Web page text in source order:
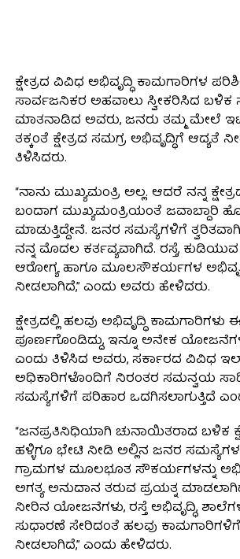
ಕ್ಷೇತ್ರದ ವಿವಿಧ ಅಭಿವೃದ್ಧಿ ಕಾಮಗಾರಿಗಳ
ಸಾರ್ವಜನಿಕರ ಅಹವಾಲು ಸ್ವೀಕರಿಸಿದ ಬಳಿಕ
ಮಾತನಾಡಿದ ಅವರು, ಜನರು ತಮ್ಮ ಮೇಲೆ
ತಕ್ಕಂತೆ ಕ್ಷೇತ್ರದ ಸಮಗ್ರ ಅಭಿವೃದ್ಧಿಗೆ ಆದ್ಯತೆ
ತಿಳಿಸಿದರು.
“ನಾನು ಮುಖ್ಯಮಂತ್ರಿ ಅಲ್ಲ. ಆದರೆ ನನ್ನ
ಬಂದಾಗ ಮುಖ್ಯಮಂತ್ರಿಯಂತೆ ಜವಾಬ್ದಾರಿ
ಮಾಡುತ್ತಿದ್ದೇನೆ. ಜನರ ಸಮಸ್ಯೆಗಳಿಗೆ
ನನ್ನ ಮೊದಲ ಕರ್ತವ್ಯವಾಗಿದೆ. ರಸ್ತೆ, ಕುಡಿಯುವ
ಆರೋಗ್ಯ ಹಾಗೂ ಮೂಲಸೌಕರ್ಯಗಳ
ನೀಡಲಾಗಿದೆ,” ಎಂದು ಅವರು ಹೇಳಿದರು.
ಕ್ಷೇತ್ರದಲ್ಲಿ ಹಲವು ಅಭಿವೃದ್ಧಿ ಕಾಮಗಾರಿಗಳು
ಪೂರ್ಣಗೊಂಡಿದ್ದು, ಇನ್ನೂ ಅನೇಕ
ಎಂದು ತಿಳಿಸಿದ ಅವರು, ಸರ್ಕಾರದ ವಿವಿಧ
ಅಧಿಕಾರಿಗಳೊಂದಿಗೆ ನಿರಂತರ ಸಮನ್ವಯ
ಸಮಸ್ಯೆಗಳಿಗೆ ಪರಿಹಾರ ಒದಗಿಸಲಾಗುತ್ತಿದೆ
“ಜನಪ್ರತಿನಿಧಿಯಾಗಿ ಚುನಾಯಿತರಾದ ಬಳಿಕ
ಹಳ್ಳಿಗೂ ಭೇಟಿ ನೀಡಿ ಅಲ್ಲಿನ ಜನರ
ಗ್ರಾಮಗಳ ಮೂಲಭೂತ ಸೌಕರ್ಯಗಳನ್ನು
ಅಗತ್ಯ ಅನುದಾನ ತರುವ ಪ್ರಯತ್ನ
ನೀರಿನ ಯೋಜನೆಗಳು, ರಸ್ತೆ ಅಭಿವೃದ್ಧಿ,
ಸುಧಾರಣೆ ಸೇರಿದಂತೆ ಹಲವು
ನೀಡಲಾಗಿದೆ,” ಎಂದು ಹೇಳಿದರು.